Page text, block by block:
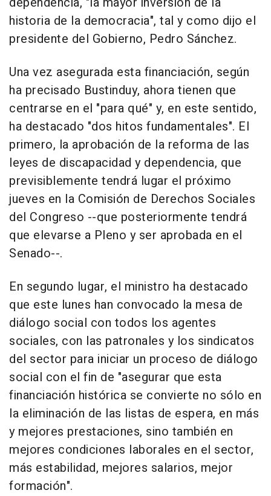
historia de la democracia", tal y como dijo el
presidente del Gobierno, Pedro Sánchez.
Una vez asegurada esta financiación, según
ha precisado Bustinduy, ahora tienen que
centrarse en el "para qué" y, en este sentido,
ha destacado "dos hitos fundamentales". El
primero, la aprobación de la reforma de las
leyes de discapacidad y dependencia, que
previsiblemente tendrá lugar el próximo
jueves en la Comisión de Derechos Sociales
del Congreso --que posteriormente tendrá
que elevarse a Pleno y ser aprobada en el
Senado--.
En segundo lugar, el ministro ha destacado
que este lunes han convocado la mesa de
diálogo social con todos los agentes
sociales, con las patronales y los sindicatos
del sector para iniciar un proceso de diálogo
social con el fin de "asegurar que esta
financiación histórica se convierte no sólo en
la eliminación de las listas de espera, en más
y mejores prestaciones, sino también en
mejores condiciones laborales en el sector,
más estabilidad, mejores salarios, mejor
formación".